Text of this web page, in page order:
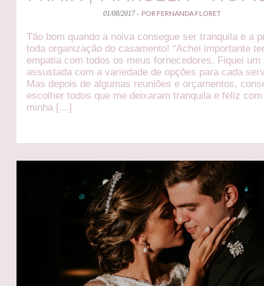
01/08/2017 - POR FERNANDA FLORET
Tão bom quando a noiva consegue ser tranquila e a
toda organização do casamento! “Achei importante
empatia com todos os meus fornecedores. Fiquei um
assustada com a variedade de opções para cada
Mas depois de algumas reuniões e orçamentos,
escolher todos que me deixaram tranquila e feliz
minha […]